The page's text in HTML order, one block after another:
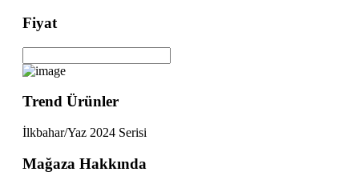
Fiyat
Trend Ürünler
İlkbahar/Yaz 2024 Serisi
Mağaza Hakkında